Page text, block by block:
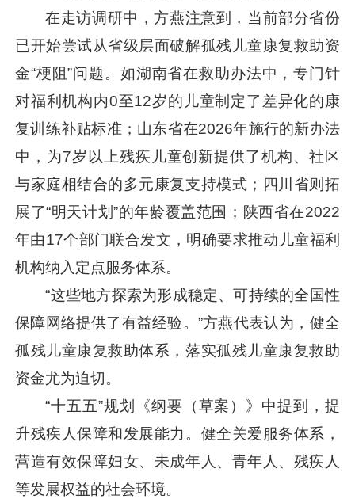
在走访调研中，方燕注意到，当前部分省份
已开始尝试从省级层面破解孤残儿童康复救助资
金“梗阻”问题。如湖南省在救助办法中，专门针
对福利机构内0至12岁的儿童制定了差异化的康
复训练补贴标准；山东省在2026年施行的新办法
中，为7岁以上残疾儿童创新提供了机构、社区
与家庭相结合的多元康复支持模式；四川省则拓
展了“明天计划”的年龄覆盖范围；陕西省在2022
年由17个部门联合发文，明确要求推动儿童福利
机构纳入定点服务体系。
“这些地方探索为形成稳定、可持续的全国性
保障网络提供了有益经验。”方燕代表认为，健全
孤残儿童康复救助体系，落实孤残儿童康复救助
资金尤为迫切。
“十五五”规划《纲要（草案）》中提到，提
升残疾人保障和发展能力。健全关爱服务体系，
营造有效保障妇女、未成年人、青年人、残疾人
等发展权益的社会环境。